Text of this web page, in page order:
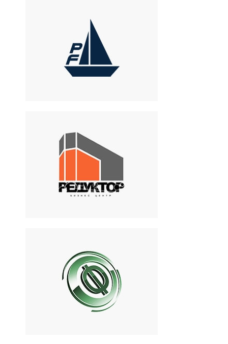
Петрофлот
Судовладелец,
международный
логистический оператор
Редуктор
Санкт-Петербурге
«Формула»
Внедрение и поставки
гибкой упаковки и
оборудования